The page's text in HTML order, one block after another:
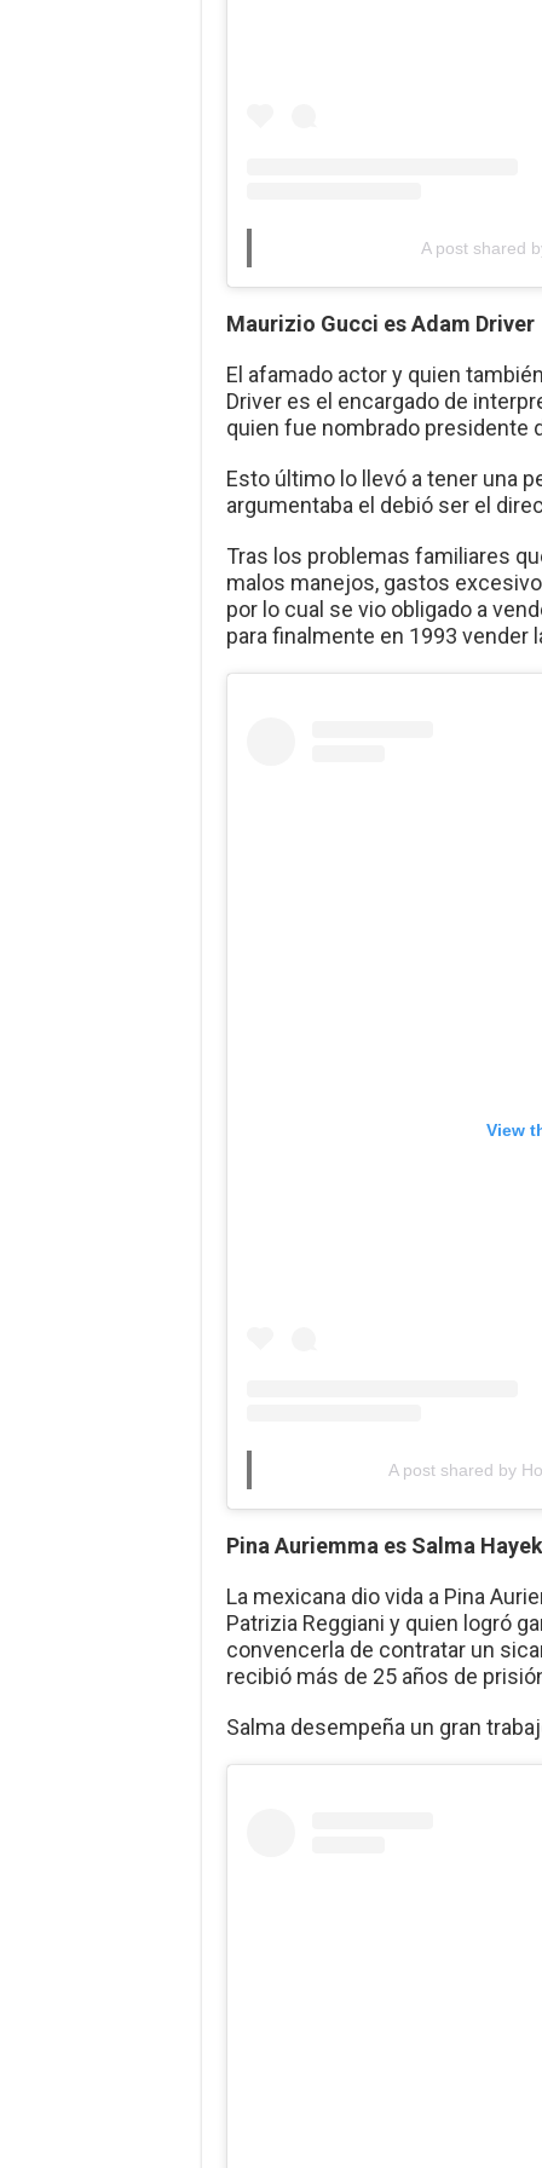
A post shared
Maurizio Gucci es Adam Driver
El afamado actor y quien
Driver es el encargado de
quien fue nombrado presidente
Esto último lo llevó a tener una
argumentaba el debió ser el
Tras los problemas familiares
malos manejos, gastos
por lo cual se vio obligado a
para finalmente en 1993 vender
View
A post shared by
Pina Auriemma es Salma Hayek
La mexicana dio vida a Pina
Patrizia Reggiani y quien logró
convencerla de contratar un
recibió más de 25 años de
Salma desempeña un gran